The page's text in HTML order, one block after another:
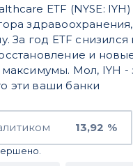
ETF (NYSE:
За год ETF снизился
и
максимумы. Мол, IYH -
эти ваши банки
13,92 %